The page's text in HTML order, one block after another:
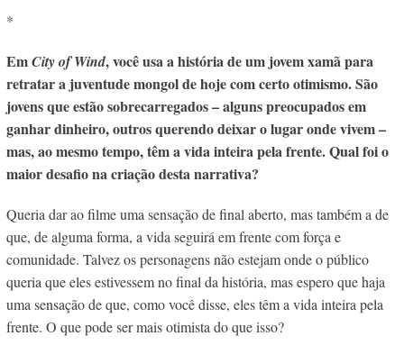
*
EmCity of Wind, você usa a história de um jovem xamã para
retratar a juventude mongol de hoje com certo otimismo. São
jovens que estão sobrecarregados – alguns preocupados em
ganhar dinheiro, outros querendo deixar o lugar onde vivem –
mas, ao mesmo tempo, têm a vida inteira pela frente. Qual foi o
maior desafio na criação desta narrativa?
Queria dar ao filme uma sensação de final aberto, mas também a de
que, de alguma forma, a vida seguirá em frente com força e
comunidade. Talvez os personagens não estejam onde o público
queria que eles estivessem no final da história, mas espero que haja
uma sensação de que, como você disse, eles têm a vida inteira pela
frente. O que pode ser mais otimista do que isso?